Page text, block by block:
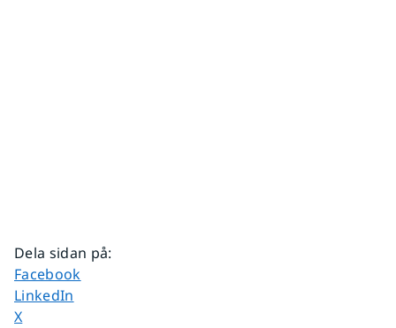
Dela sidan på:
Dela sidan på
Facebook
Dela sidan på
LinkedIn
Dela sidan på
X